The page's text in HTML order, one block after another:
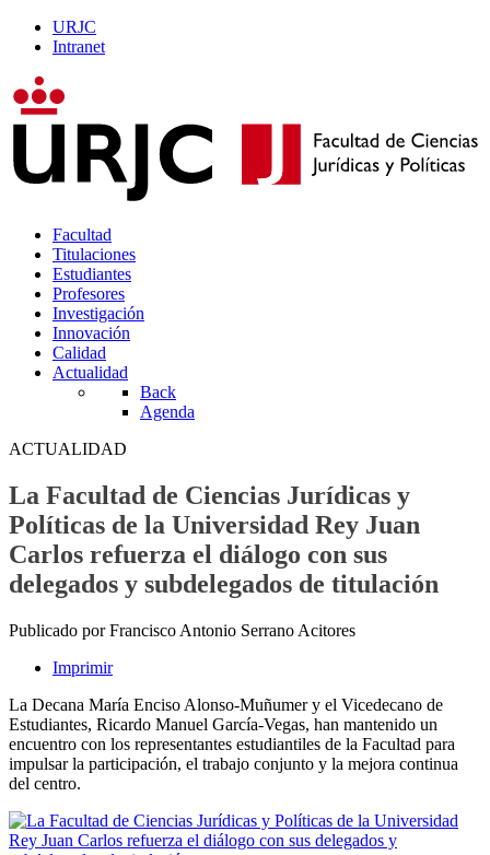
URJC
Intranet
Facultad
Titulaciones
Estudiantes
Profesores
Investigación
Innovación
Calidad
Actualidad
Back
Agenda
ACTUALIDAD
La Facultad de Ciencias Jurídicas y
Políticas de la Universidad Rey Juan
Carlos refuerza el diálogo con sus
delegados y subdelegados de titulación
Publicado por Francisco Antonio Serrano Acitores
Imprimir
La Decana María Enciso Alonso-Muñumer y el Vicedecano de
Estudiantes, Ricardo Manuel García-Vegas, han mantenido un
encuentro con los representantes estudiantiles de la Facultad para
impulsar la participación, el trabajo conjunto y la mejora continua
del centro.